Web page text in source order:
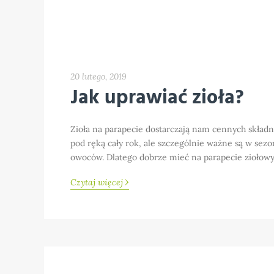
20 lutego, 2019
Jak uprawiać zioła?
Zioła na parapecie dostarczają nam cennych
pod ręką cały rok, ale szczególnie ważne są w
owoców. Dlatego dobrze mieć na parapecie
Czytaj więcej›